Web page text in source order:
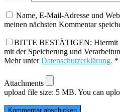
Name, E-Mail-Adresse und
meinen nächsten Kommentar
BITTE BESTÄTIGEN: Hiermit
mit der Speicherung und
Mehr unterDatenschutzerklärung. *
Attachments
upload file size: 5 MB. You can